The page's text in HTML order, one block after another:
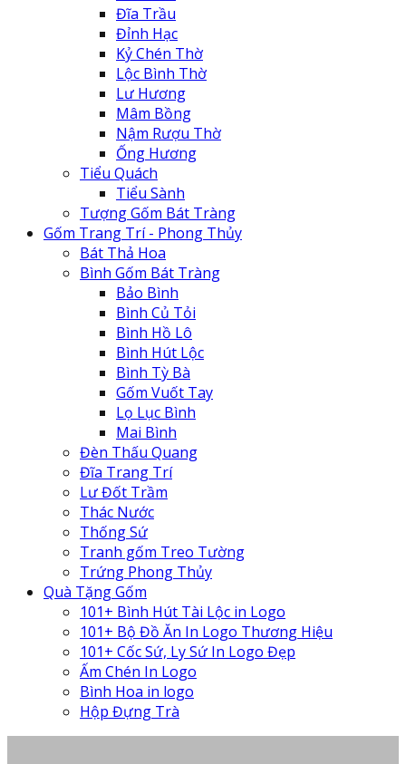
Đĩa Trầu
Đỉnh Hạc
Kỷ Chén Thờ
Lộc Bình Thờ
Lư Hương
Mâm Bồng
Nậm Rượu Thờ
Ống Hương
Tiểu Quách
Tiểu Sành
Tượng Gốm Bát Tràng
Gốm Trang Trí - Phong Thủy
Bát Thả Hoa
Bình Gốm Bát Tràng
Bảo Bình
Bình Củ Tỏi
Bình Hồ Lô
Bình Hút Lộc
Bình Tỳ Bà
Gốm Vuốt Tay
Lọ Lục Bình
Mai Bình
Đèn Thấu Quang
Đĩa Trang Trí
Lư Đốt Trầm
Thác Nước
Thống Sứ
Tranh gốm Treo Tường
Trứng Phong Thủy
Quà Tặng Gốm
101+ Bình Hút Tài Lộc in Logo
101+ Bộ Đồ Ăn In Logo Thương Hiệu
101+ Cốc Sứ, Ly Sứ In Logo Đẹp
Ấm Chén In Logo
Bình Hoa in logo
Hộp Đựng Trà